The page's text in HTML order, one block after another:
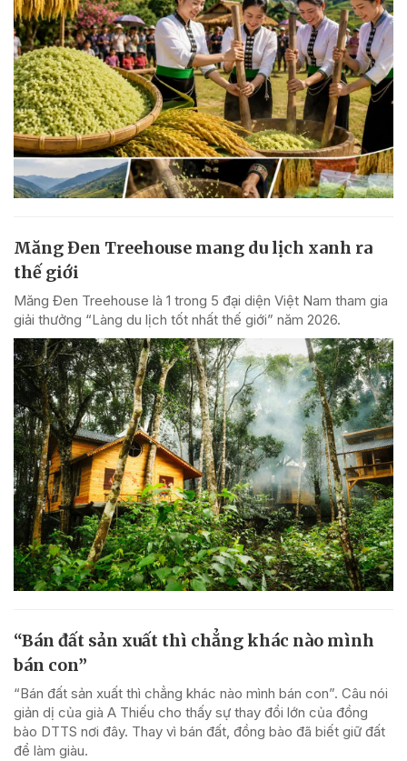
Măng Đen Treehouse mang du lịch xanh ra
thế giới
Măng Đen Treehouse là 1 trong 5 đại diện Việt Nam tham gia
giải thưởng “Làng du lịch tốt nhất thế giới” năm 2026.
“Bán đất sản xuất thì chẳng khác nào mình
bán con”
“Bán đất sản xuất thì chẳng khác nào mình bán con”. Câu nói
giản dị của già A Thiếu cho thấy sự thay đổi lớn của đồng
bào DTTS nơi đây. Thay vì bán đất, đồng bào đã biết giữ đất
để làm giàu.